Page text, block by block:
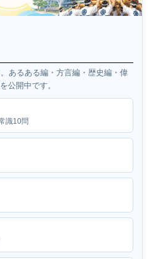
あるある編・方言編・歴史編・偉
公開中です。
識10問